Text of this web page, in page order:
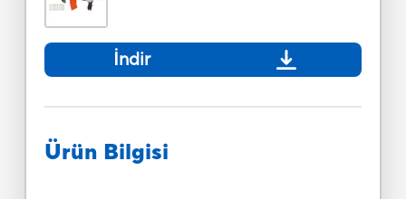
İndir
Ürün Bilgisi